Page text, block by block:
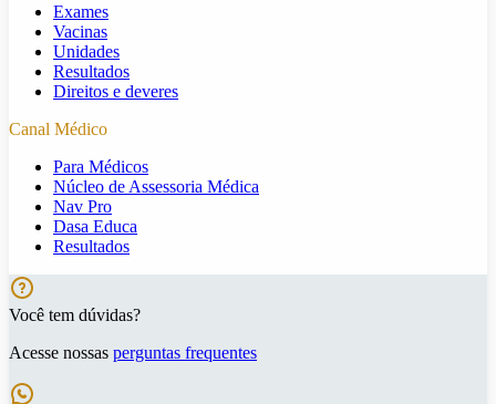
Exames
Vacinas
Unidades
Resultados
Direitos e deveres
Canal Médico
Para Médicos
Núcleo de Assessoria Médica
Nav Pro
Dasa Educa
Resultados
Você tem dúvidas?
Acesse nossas perguntas frequentes